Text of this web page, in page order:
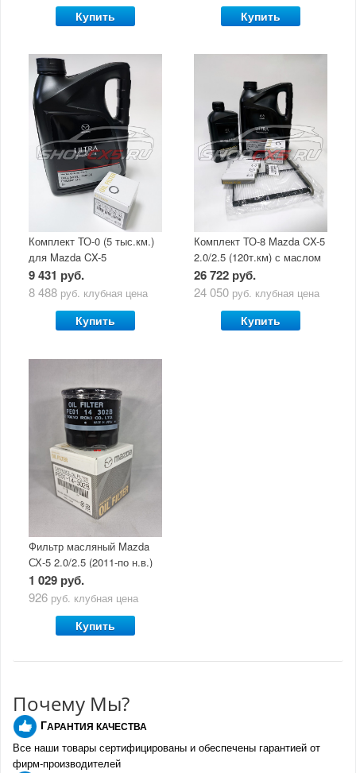
Купить Купить
Комплект ТО-0 (5 тыс.км.)
для Mazda CX-5
(двигатель 2.0/2.5) с
маслом Mazda Original Oil
9 431 руб.
8 488 руб. клубная цена
Купить
Комплект ТО-8 Mazda CX-5
2.0/2.5 (120т.км) с маслом
Mazda Original Oil Ultra
5W30
26 722 руб.
24 050 руб. клубная цена
Купить
Фильтр масляный Mazda
СХ-5 2.0/2.5 (2011-по н.в.)
1 029 руб.
926 руб. клубная цена
Купить
Почему Мы?
ГАРАНТИЯ КАЧЕСТВА
Все наши товары сертифицированы и обеспечены гарантией от
фирм-производителей